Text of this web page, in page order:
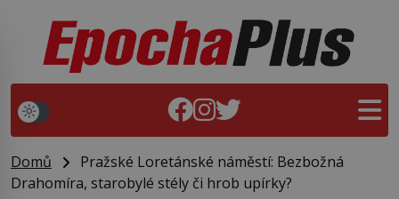
Domů
Pražské Loretánské náměstí: Bezbožná
Drahomíra, starobylé stély či hrob upírky?